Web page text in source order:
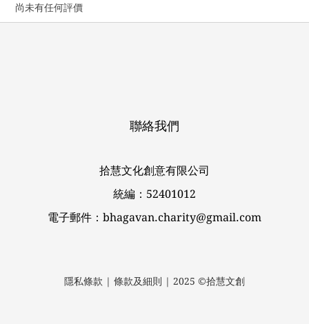
尚未有任何評價
聯絡我們
拾慧文化創意有限公司
統編：52401012
電子郵件：bhagavan.charity@gmail.com
隱私條款 | 條款及細則 | 2025 ©拾慧文創